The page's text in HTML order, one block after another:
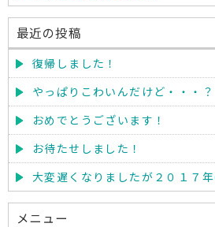
最近の投稿
復帰しました！
やっぱりこわいんだけど・・・？
おめでとうございます！
お待たせしました！
大変遅くなりましたが２０１７
メニュー